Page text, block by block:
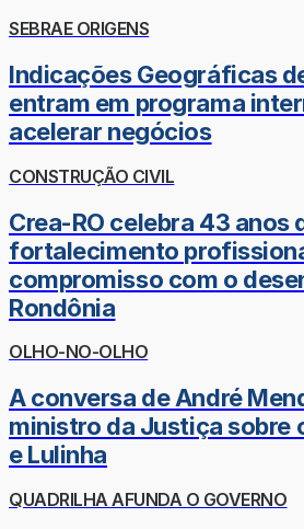
SEBRAE ORIGENS
Indicações Geográficas
entram em programa
acelerar negócios
CONSTRUÇÃO CIVIL
Crea-RO celebra 43 anos
fortalecimento
compromisso com o
Rondônia
OLHO-NO-OLHO
A conversa de André
ministro da Justiça sobre
e Lulinha
QUADRILHA AFUNDA O GOVERNO